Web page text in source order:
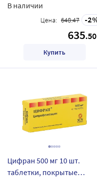
В наличии
Цена: 648.47 2
635.50
Купить
Цифран 500 мг 10 шт.
таблетки, покрытые